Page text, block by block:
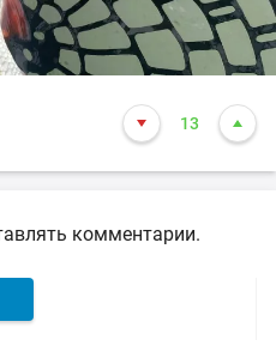
13
комментарии.